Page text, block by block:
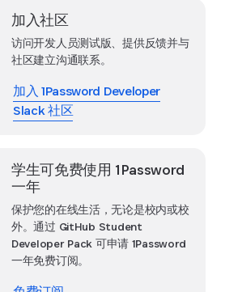
加入社区
访问开发人员测试版、提供反馈并与
社区建立沟通联系。
加入 1Password Developer
Slack 社区
学生可免费使用 1Password
一年
保护您的在线生活，无论是校内或校
外。通过 GitHub Student
Developer Pack 可申请 1Password
一年免费订阅。